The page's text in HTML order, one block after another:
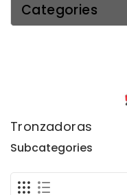
Categories
Tronzadoras
Subcategories